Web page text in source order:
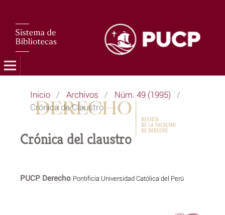
Inicio / Archivos / Núm. 49 (1995) /
Crónica de Claustro
Crónica del claustro
PUCP Derecho Pontificia Universidad Católica del Perú